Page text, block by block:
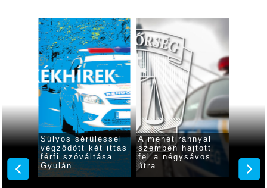
óra
Súlyos sérüléssel
végződött két ittas
férfi szóváltása
Gyulán
A menetiránnyal
szemben hajtott
fel a négysávos
útra
indult